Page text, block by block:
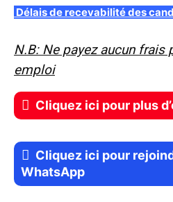
Délais de recevabilité des
N.B: Ne payez aucun frais
emploi
Cliquez ici pour plus
Cliquez ici pour
WhatsApp